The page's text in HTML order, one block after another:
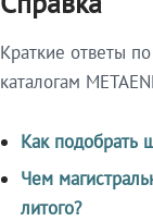
Краткие ответы
каталогам
Как подобрать
Чем
литого?